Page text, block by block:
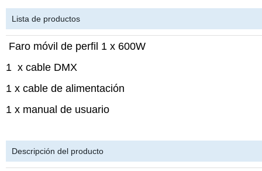
Lista de productos
Faro móvil de perfil 1 x 600W
1 x cable DMX
1 x cable de alimentación
1 x manual de usuario
Descripción del producto